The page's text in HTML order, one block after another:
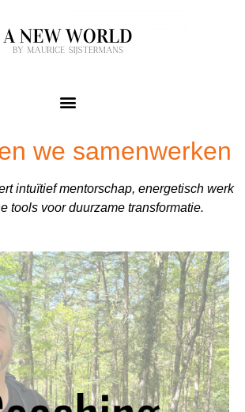
we samenwerken
intuïtief mentorschap, energetisch werk
tools voor duurzame transformatie.